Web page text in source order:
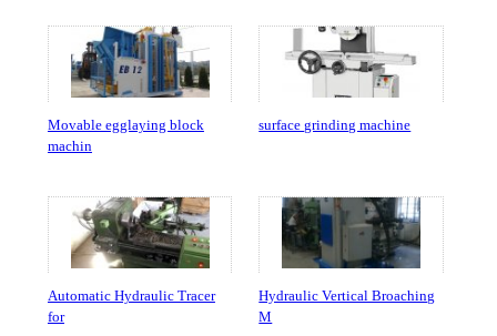
Movable egglaying block
machin
surface grinding machine
Automatic Hydraulic Tracer
for
Hydraulic Vertical Broaching
M